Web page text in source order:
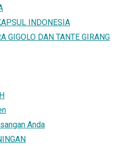
INDONESIA
GIGOLO DAN TANTE GIRANG
Anda